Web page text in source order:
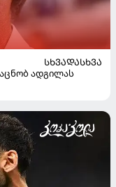
ᲡᲮᲕᲐᲓᲐᲡᲮᲕᲐ
ადგილას